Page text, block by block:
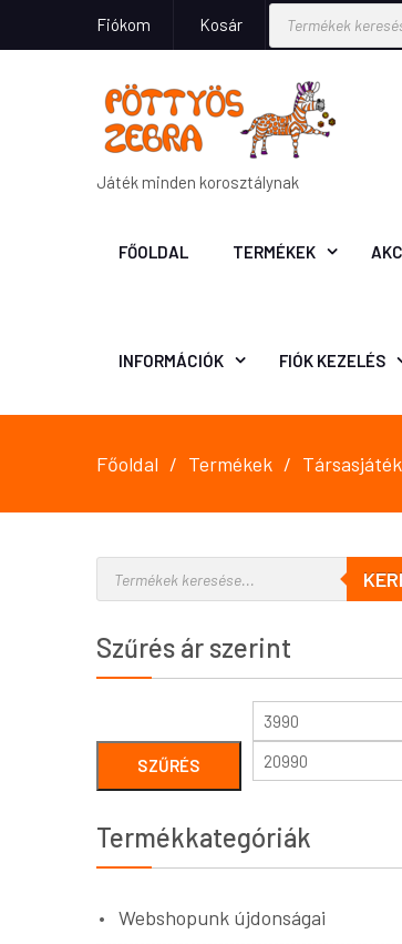
Fiókom Kosár
Játék minden korosztálynak
FŐOLDAL TERMÉKEK
INFORMÁCIÓK FIÓK KEZELÉS
Főoldal Termékek
Szűrés ár szerint
SZŰRÉS
Termékkategóriák
Webshopunk újdonságai